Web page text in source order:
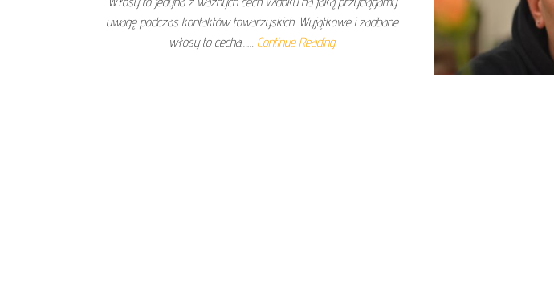
uwagę podczas kontaktów towarzyskich. Wyjątkowe i zadbane
włosy to cecha…… Continue Reading